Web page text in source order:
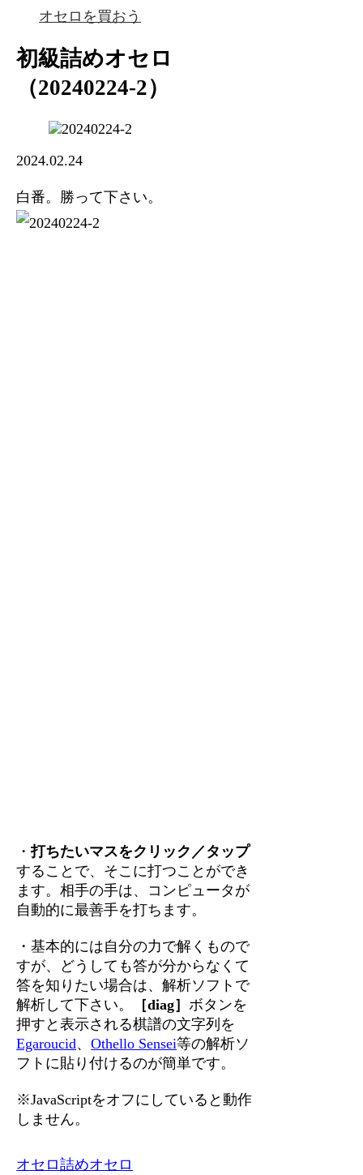
オセロを買おう
初級詰めオセロ
（20240224-2）
2024.02.24
白番。勝って下さい。
・打ちたいマスをクリック／タップ
することで、そこに打つことができ
ます。相手の手は、コンピュータが
自動的に最善手を打ちます。
・基本的には自分の力で解くもので
すが、どうしても答が分からなくて
答を知りたい場合は、解析ソフトで
解析して下さい。
［diag］ ボタンを
押すと表示される棋譜の文字列を
Egaroucid、Othello Sensei等の解析ソ
フトに貼り付けるのが簡単です。
※JavaScriptをオフにしていると動作
しません。
オセロ詰めオセロ